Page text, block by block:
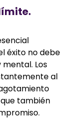
éxito no debe
Los
al
también